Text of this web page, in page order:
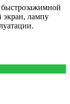
быстрозажимной
лампу